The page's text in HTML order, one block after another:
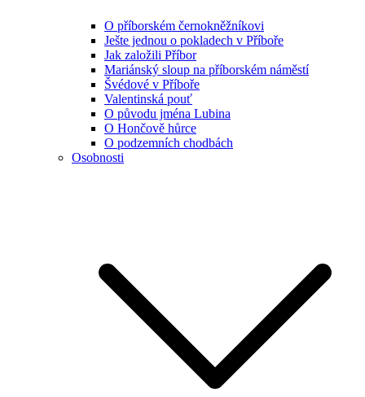
O příborském černokněžníkovi
Ješte jednou o pokladech v Příboře
Jak založili Příbor
Mariánský sloup na příborském náměstí
Švédové v Příboře
Valentinská pouť
O původu jména Lubina
O Hončově hůrce
O podzemních chodbách
Osobnosti